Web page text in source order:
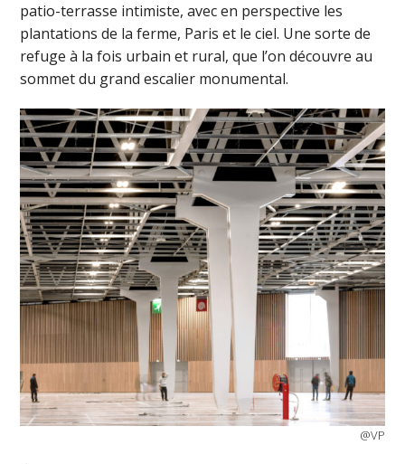
patio-terrasse intimiste, avec en perspective les
plantations de la ferme, Paris et le ciel. Une sorte de
refuge à la fois urbain et rural, que l’on découvre au
sommet du grand escalier monumental.
@VP